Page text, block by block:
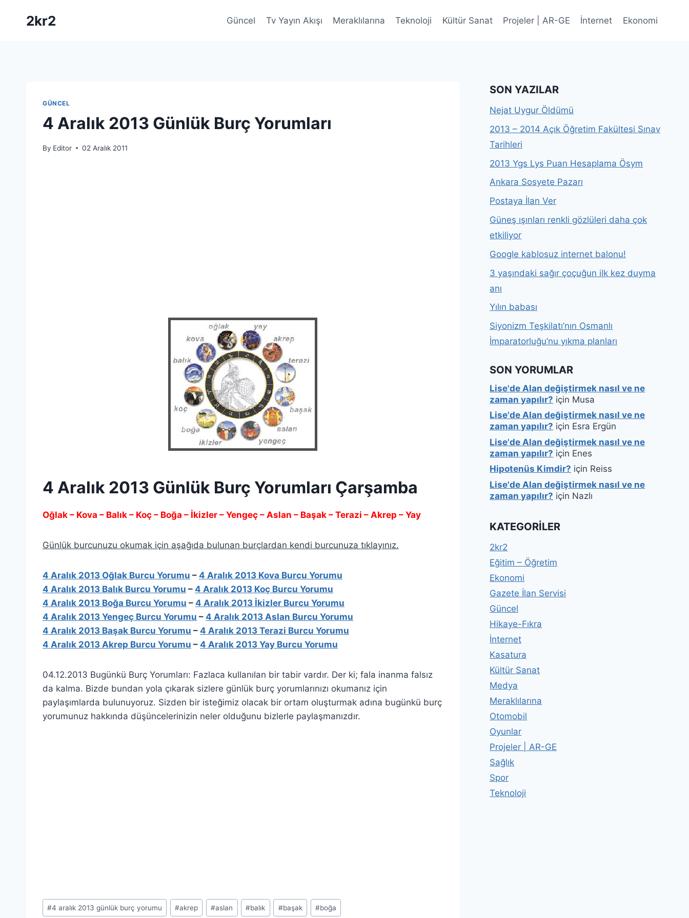
2kr2 Güncel Tv Yayın Akışı Meraklılarına Teknoloji Kültür Sanat Projeler | AR-GE İnternet Ekonomi
GÜNCEL
4 Aralık 2013 Günlük Burç Yorumları
By Editor 02 Aralık 2011
4 Aralık 2013 Günlük Burç Yorumları Çarşamba
Oğlak – Kova – Balık – Koç – Boğa – İkizler – Yengeç – Aslan – Başak – Terazi – Akrep – Yay
Günlük burcunuzu okumak için aşağıda bulunan burçlardan kendi burcunuza tıklayınız.
4 Aralık 2013 Oğlak Burcu Yorumu – 4 Aralık 2013 Kova Burcu Yorumu
4 Aralık 2013 Balık Burcu Yorumu – 4 Aralık 2013 Koç Burcu Yorumu
4 Aralık 2013 Boğa Burcu Yorumu – 4 Aralık 2013 İkizler Burcu Yorumu
4 Aralık 2013 Yengeç Burcu Yorumu – 4 Aralık 2013 Aslan Burcu Yorumu
4 Aralık 2013 Başak Burcu Yorumu – 4 Aralık 2013 Terazi Burcu Yorumu
4 Aralık 2013 Akrep Burcu Yorumu – 4 Aralık 2013 Yay Burcu Yorumu
04.12.2013 Bugünkü Burç Yorumları: Fazlaca kullanılan bir tabir vardır. Der ki; fala inanma falsız
da kalma. Bizde bundan yola çıkarak sizlere günlük burç yorumlarınızı okumanız için
paylaşımlarda bulunuyoruz. Sizden bir isteğimiz olacak bir ortam oluşturmak adına bugünkü burç
yorumunuz hakkında düşüncelerinizin neler olduğunu bizlerle paylaşmanızdır.
Post
Tags:
#4 aralık 2013 günlük burç yorumu #akrep #aslan #balık #başak #boğa
SON YAZILAR
Nejat Uygur Öldümü
2013 – 2014 Açık Öğretim Fakültesi Sınav
Tarihleri
2013 Ygs Lys Puan Hesaplama Ösym
Ankara Sosyete Pazarı
Postaya İlan Ver
Güneş ışınları renkli gözlüleri daha çok
etkiliyor
Google kablosuz internet balonu!
3 yaşındaki sağır çoçuğun ilk kez duyma
anı
Yılın babası
Siyonizm Teşkilatı’nın Osmanlı
İmparatorluğu’nu yıkma planları
SON YORUMLAR
Lise'de Alan değiştirmek nasıl ve ne
zaman yapılır? için Musa
Lise'de Alan değiştirmek nasıl ve ne
zaman yapılır? için Esra Ergün
Lise'de Alan değiştirmek nasıl ve ne
zaman yapılır? için Enes
Hipotenüs Kimdir? için Reiss
Lise'de Alan değiştirmek nasıl ve ne
zaman yapılır? için Nazlı
KATEGORILER
2kr2
Eğitim – Öğretim
Ekonomi
Gazete İlan Servisi
Güncel
Hikaye-Fıkra
İnternet
Kasatura
Kültür Sanat
Medya
Meraklılarına
Otomobil
Oyunlar
Projeler | AR-GE
Sağlık
Spor
Teknoloji